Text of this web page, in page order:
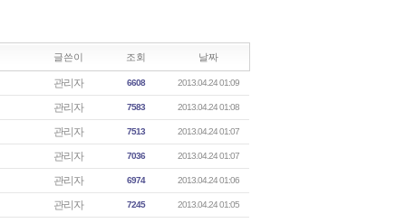
글쓴이 조회 날짜
관리자 6608 2013.04.24 01:09
관리자 7583 2013.04.24 01:08
관리자 7513 2013.04.24 01:07
관리자 7036 2013.04.24 01:07
관리자 6974 2013.04.24 01:06
관리자 7245 2013.04.24 01:05